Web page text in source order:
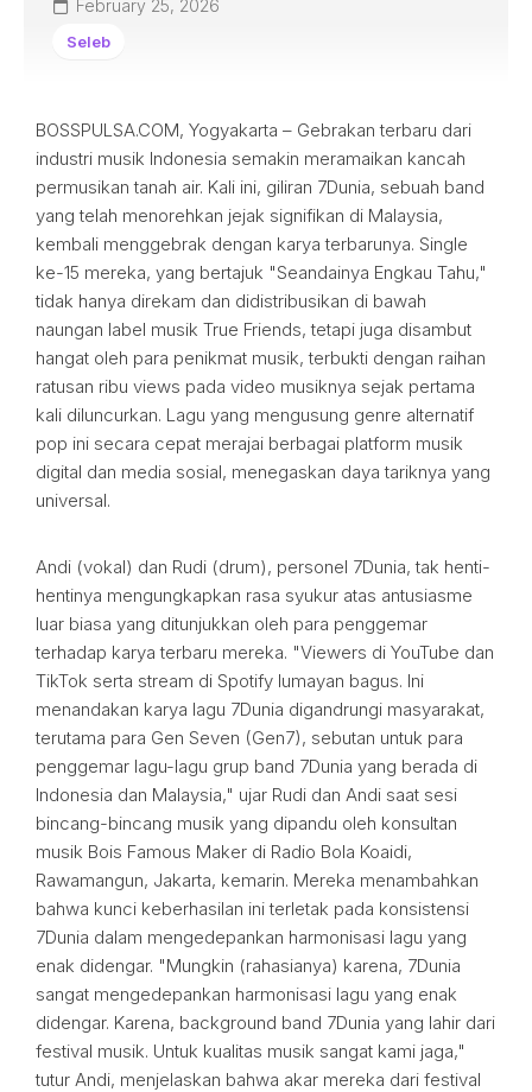
February 25, 2026
Seleb
BOSSPULSA.COM, Yogyakarta – Gebrakan terbaru dari
industri musik Indonesia semakin meramaikan kancah
permusikan tanah air. Kali ini, giliran 7Dunia, sebuah band
yang telah menorehkan jejak signifikan di Malaysia,
kembali menggebrak dengan karya terbarunya. Single
ke-15 mereka, yang bertajuk "Seandainya Engkau Tahu,"
tidak hanya direkam dan didistribusikan di bawah
naungan label musik True Friends, tetapi juga disambut
hangat oleh para penikmat musik, terbukti dengan raihan
ratusan ribu views pada video musiknya sejak pertama
kali diluncurkan. Lagu yang mengusung genre alternatif
pop ini secara cepat merajai berbagai platform musik
digital dan media sosial, menegaskan daya tariknya yang
universal.
Andi (vokal) dan Rudi (drum), personel 7Dunia, tak henti-
hentinya mengungkapkan rasa syukur atas antusiasme
luar biasa yang ditunjukkan oleh para penggemar
terhadap karya terbaru mereka. "Viewers di YouTube dan
TikTok serta stream di Spotify lumayan bagus. Ini
menandakan karya lagu 7Dunia digandrungi masyarakat,
terutama para Gen Seven (Gen7), sebutan untuk para
penggemar lagu-lagu grup band 7Dunia yang berada di
Indonesia dan Malaysia," ujar Rudi dan Andi saat sesi
bincang-bincang musik yang dipandu oleh konsultan
musik Bois Famous Maker di Radio Bola Koaidi,
Rawamangun, Jakarta, kemarin. Mereka menambahkan
bahwa kunci keberhasilan ini terletak pada konsistensi
7Dunia dalam mengedepankan harmonisasi lagu yang
enak didengar. "Mungkin (rahasianya) karena, 7Dunia
sangat mengedepankan harmonisasi lagu yang enak
didengar. Karena, background band 7Dunia yang lahir dari
festival musik. Untuk kualitas musik sangat kami jaga,"
tutur Andi, menjelaskan bahwa akar mereka dari festival